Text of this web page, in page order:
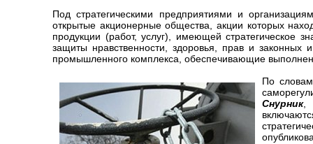
Под стратегическими предприятиями и
открытые акционерные общества, акции которых
продукции (работ, услуг), имеющей стратегическое
защиты нравственности, здоровья, прав и законных
промышленного комплекса, обеспечивающие
По
Снурник,